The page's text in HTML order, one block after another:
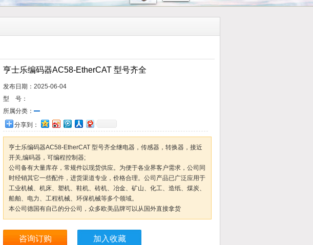
亨士乐编码器AC58-EtherCAT 型号齐全
发布日期： 2025-06-04
型 号：
所属分类：
分享到：
亨士乐编码器AC58-EtherCAT 型号齐全继电器，传感器，转换器，接近
开关,编码器，可编程控制器;
公司备有大量库存，常规件以现货供应。为便于各业界客户需求，公司同
时经销其它一些配件，进货渠道专业，价格合理。公司产品已广泛应用于
工业机械、机床、塑机、鞋机、砖机、冶金、矿山、化工、造纸、煤炭、
船舶、电力、工程机械、环保机械等多个领域。
本公司德国有自己的分公司，众多欧美品牌可以从国外直接拿货
咨询订购 加入收藏